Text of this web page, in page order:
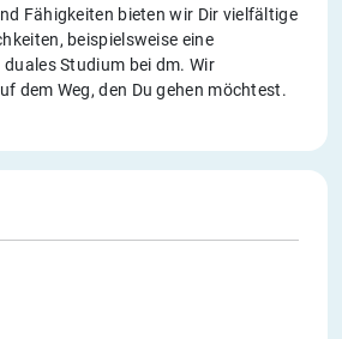
Fähigkeiten bieten wir Dir vielfältige
beispielsweise eine
Studium bei dm. Wir
dem Weg, den Du gehen möchtest.